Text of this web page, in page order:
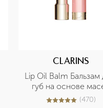
CLARINS
Lip Oil Balm Бальзам
губ на основе
4.9из5470 (470)